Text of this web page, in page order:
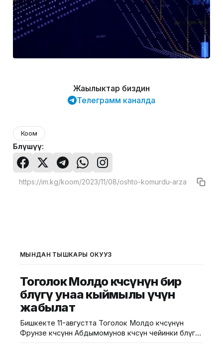
Жаңылыктар биздин
Телеграмм каналда
Коом
Бөлүшүү:
МЫНДАН ТЫШКАРЫ ОКУҢУЗ
Тоголок Молдо көчөсүнүн бир
бөлүгү унаа кыймылы үчүн
жабылат
Бишкекте 11-августта Тоголок Молдо көчөсүнүн
Фрунзе көчөсүнөн Абдымомунов көчөсүнө чейинки бөлүгү